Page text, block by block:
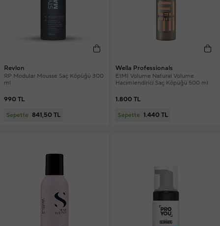
Revlon
RP Modular Mousse Saç Köpüğü 300
ml
990 TL
Sepette 841,50 TL
Wella Professionals
EIMI Volume Natural Volume
Hacimlendirici Saç Köpüğü 500 ml
1.800 TL
Sepette 1.440 TL